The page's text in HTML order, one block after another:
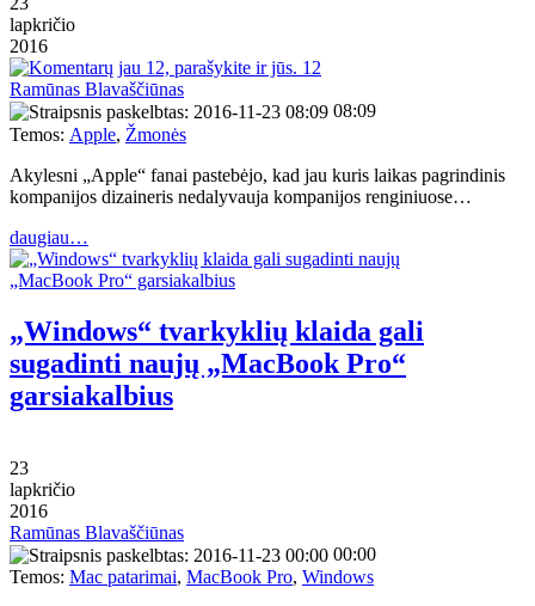
lapkričio
2016
12
Ramūnas Blavaščiūnas
08:09
Temos: Apple, Žmonės
Akylesni „Apple“ fanai pastebėjo, kad jau kuris laikas pagrindinis
kompanijos dizaineris nedalyvauja kompanijos renginiuose…
daugiau…
„Windows“ tvarkyklių klaida gali
sugadinti naujų „MacBook Pro“
garsiakalbius
23
lapkričio
2016
Ramūnas Blavaščiūnas
00:00
Temos: Mac patarimai, MacBook Pro, Windows